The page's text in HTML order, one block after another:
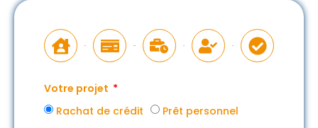
Votre projet
Rachat de crédit
Prêt personnel